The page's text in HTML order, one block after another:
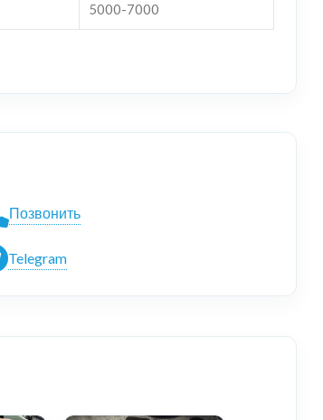
5000-7000
Позвонить
Telegram